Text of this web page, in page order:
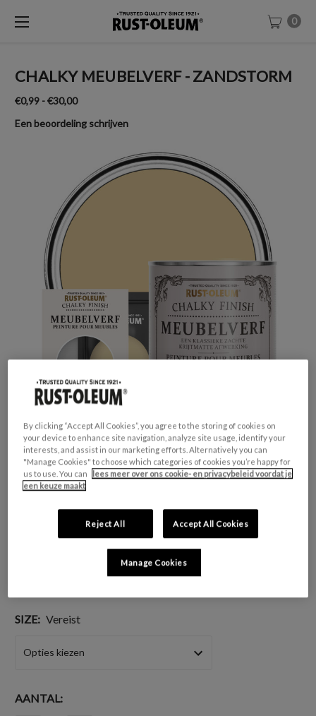
0
CHALKY MEUBELVERF - ZANDSTORM
€0,99 - €30,00
Een beoordeling schrijven
GESCHIKT VOOR:
KLEURGROEP:
SIZE: Vereist
HUIDIGE
AANTAL:
By clicking “Accept All Cookies”, you agree to the storing of cookies on
your device to enhance site navigation, analyze site usage, identify your
interests, and assist in our marketing efforts. Alternatively you can
"Manage Cookies" to choose which categories of cookies you’re happy for
us to use. You can
lees meer over ons cookie- en privacybeleid voordat je
een keuze maakt
Reject All Accept All Cookies
Manage Cookies